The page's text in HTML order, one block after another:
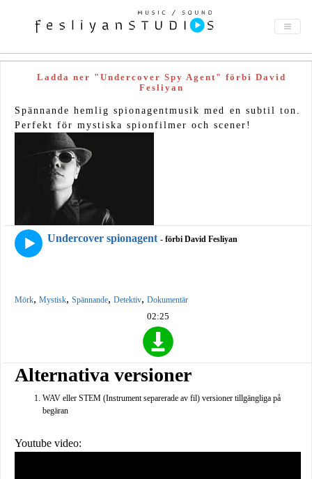
Ladda ner "Undercover Spy Agent" förbi David
Fesliyan
Spännande hemlig spionagentmusik med en subtil ton.
Perfekt för mystiska spionfilmer och scener!
Undercover spionagent - förbi David Fesliyan
Mörk, Mystisk, Spännande, Detektiv, Dokumentär
02:25
Alternativa versioner
WAV eller STEM (Instrument separerade av fil) versioner tillgängliga på
begäran
Youtube video: